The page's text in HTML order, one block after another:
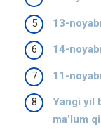
13-
14-
11-
Yangi yil
ma’lum